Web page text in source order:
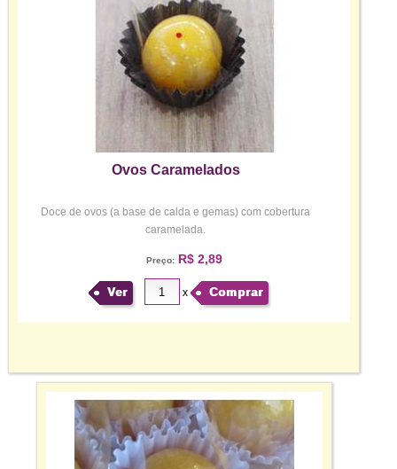
Ovos Caramelados
Doce de ovos (a base de calda e gemas) com cobertura
caramelada.
Preço:R$ 2,89
Ver x Comprar